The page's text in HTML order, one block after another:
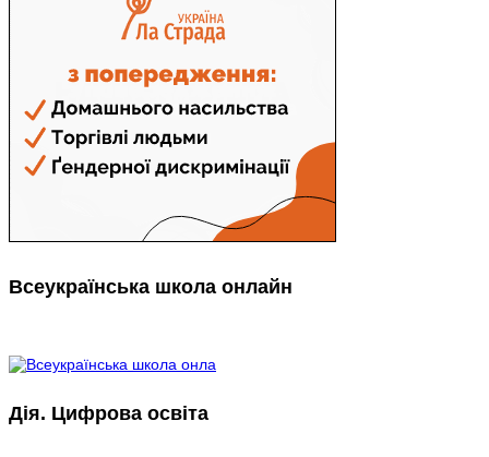
Всеукраїнська школа онлайн
Дія. Цифрова освіта